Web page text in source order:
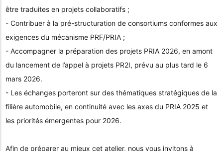
être traduites en projets collaboratifs ;
- Contribuer à la pré-structuration de consortiums conformes aux
exigences du mécanisme PRF/PRIA ;
- Accompagner la préparation des projets PRIA 2026, en amont
du lancement de l’appel à projets PR2I, prévu au plus tard le 6
mars 2026.
- Les échanges porteront sur des thématiques stratégiques de la
filière automobile, en continuité avec les axes du PRIA 2025 et
les priorités émergentes pour 2026.
Afin de préparer au mieux cet atelier, nous vous invitons à